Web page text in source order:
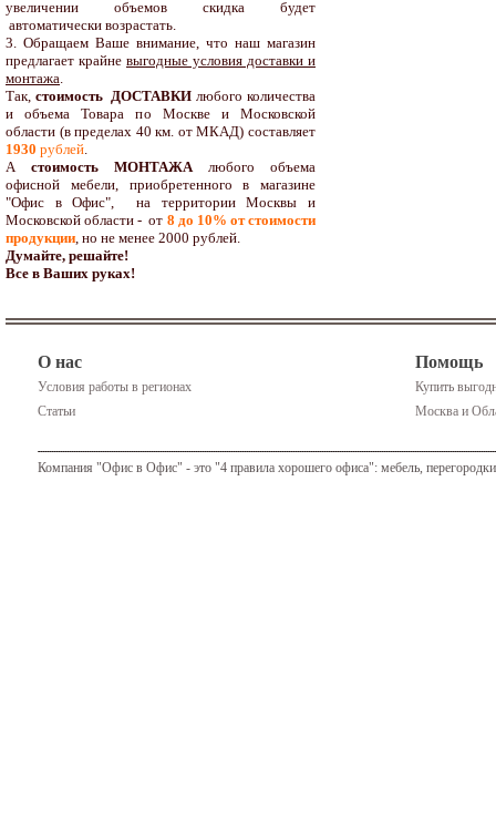
увеличении объемов скидка будет
автоматически возрастать.
3. Обращаем Ваше внимание, что наш магазин
предлагает крайне выгодные условия доставки и
монтажа.
Так, стоимость ДОСТАВКИлюбого количества
и объема Товара по Москве и Московской
области (в пределах 40 км. от МКАД) составляет
1930 рублей.
А стоимость МОНТАЖАлюбого объема
офисной мебели, приобретенного в магазине
"Офис в Офис", на территории Москвы и
Московской области - от 8 до 10% от стоимости
продукции, но не менее 2000 рублей.
Думайте, решайте!
Все в Ваших руках!
О нас
Условия работы в регионах
Статьи
Помощь
Купить
Москва и
Компания "Офис в Офис" - это "4 правила хорошего офиса": мебель,